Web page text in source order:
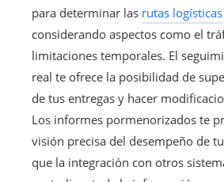
para determinar las rutas logísticas
considerando aspectos como el
limitaciones temporales. El
real te ofrece la posibilidad de
de tus entregas y hacer
Los informes pormenorizados te
visión precisa del desempeño de
que la integración con otros